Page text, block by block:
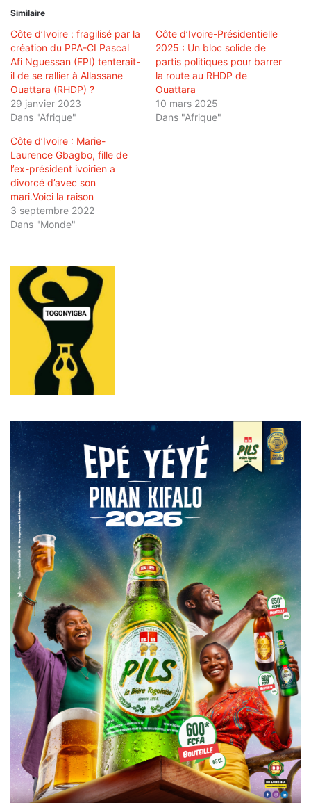
Similaire
Côte d’Ivoire : fragilisé par la
création du PPA-CI Pascal
Afi Nguessan (FPI) tenterait-
il de se rallier à Allassane
Ouattara (RHDP) ?
29 janvier 2023
Dans "Afrique"
Côte d’Ivoire-Présidentielle
2025 : Un bloc solide de
partis politiques pour barrer
la route au RHDP de
Ouattara
10 mars 2025
Dans "Afrique"
Côte d’Ivoire : Marie-
Laurence Gbagbo, fille de
l’ex-président ivoirien a
divorcé d’avec son
mari.Voici la raison
3 septembre 2022
Dans "Monde"